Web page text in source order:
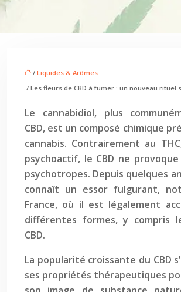
/ Liquides & Arômes
/ Les fleurs de CBD à fumer : un nouveau rituel
Le cannabidiol, plus
CBD, est un composé chimique
cannabis. Contrairement au
psychoactif, le CBD ne provoque
psychotropes. Depuis quelques
connaît un essor fulgurant,
France, où il est légalement
différentes formes, y compris
CBD.
La popularité croissante du CBD
ses propriétés thérapeutiques